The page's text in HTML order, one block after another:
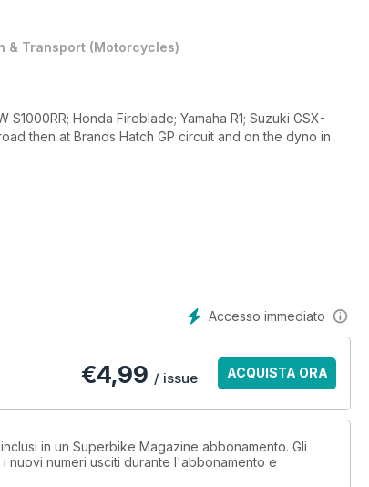
& Transport (Motorcycles)
Honda Fireblade; Yamaha R1; Suzuki GSX-
then at Brands Hatch GP circuit and on the dyno in
WSB wildcard double win. With centre spread pic.
Accesso immediato
€4,99 / issue ACQUISTA ORA
in un Superbike Magazine abbonamento. Gli
nuovi numeri usciti durante l'abbonamento e